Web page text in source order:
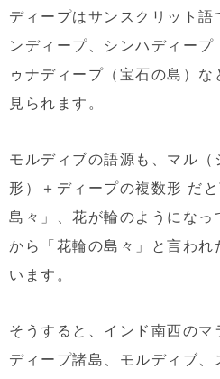
ディープはサンスクリット
ンディープ、シンハディー
ゥナディープ（宝石の島）
見られます。
モルディブの語源も、マル
形）＋ディープの複数形 だ
島々」、花が輪のようにな
から「花輪の島々」と言わ
います。
そうすると、インド南西の
ディープ諸島、モルディブ